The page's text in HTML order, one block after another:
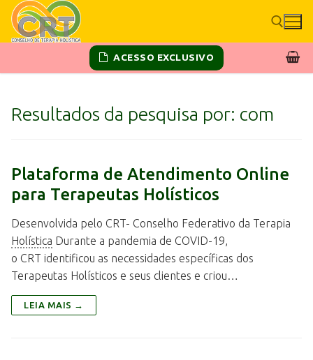
ACESSO EXCLUSIVO
Resultados da pesquisa por: com
Plataforma de Atendimento Online
para Terapeutas Holísticos
Desenvolvida pelo CRT- Conselho Federativo da Terapia
Holística Durante a pandemia de COVID-19,
o CRT identificou as necessidades específicas dos
Terapeutas Holísticos e seus clientes e criou…
LEIA MAIS →